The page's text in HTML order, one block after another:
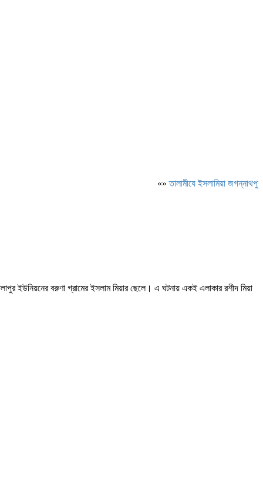
«»‎তালামীযে ইসলামিয়া জগন্নাথপুর
ইউনিয়নের বরুণা গ্রামের ইসলাম মিয়ার ছেলে। এ ঘটনায় একই এলাকার রশীদ মিয়া